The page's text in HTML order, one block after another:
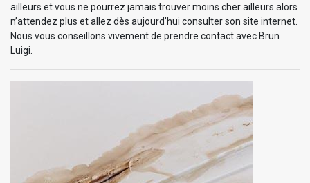
ailleurs et vous ne pourrez jamais trouver moins cher ailleurs alors
n’attendez plus et allez dès aujourd’hui consulter son site internet.
Nous vous conseillons vivement de prendre contact avec Brun
Luigi.